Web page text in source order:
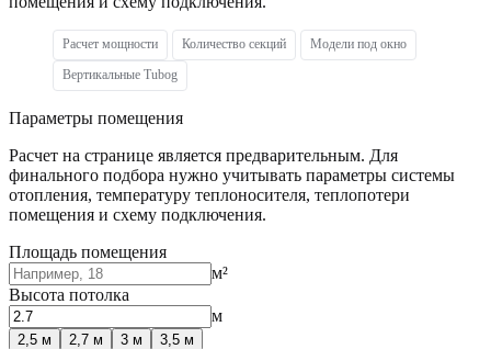
Расчет мощности Количество секций
Модели под окно
Вертикальные Tubog
Параметры помещения
Расчет на странице является предварительным. Для
финального подбора нужно учитывать параметры системы
отопления, температуру теплоносителя, теплопотери
помещения и схему подключения.
Площадь помещения
м²
Высота потолка
м
2,5 м 2,7 м 3 м 3,5 м